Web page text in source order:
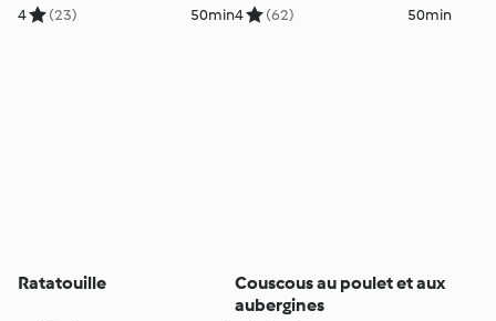
4 (23) 50min4 (62) 50min
Ratatouille
Couscous au poulet et aux
aubergines